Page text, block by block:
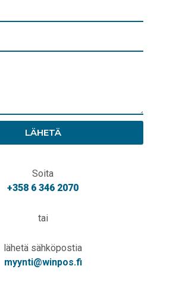
LÄHETÄ
Soita
+358 6 346 2070
tai
lähetä sähköpostia
myynti@winpos.fi